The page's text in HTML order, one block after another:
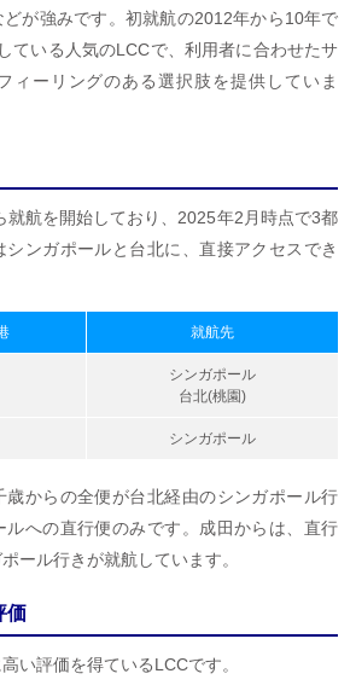
が強みです。初就航の2012年から10年で
ている人気のLCCで、利用者に合わせたサ
ィーリングのある選択肢を提供していま
就航を開始しており、2025年2月時点で3都
ンガポールと台北に、直接アクセスでき
就航先
シンガポール
台北(桃園)
シンガポール
歳からの全便が台北経由のシンガポール行
ルへの直行便のみです。成田からは、直行
ール行きが就航しています。
価
い評価を得ているLCCです。